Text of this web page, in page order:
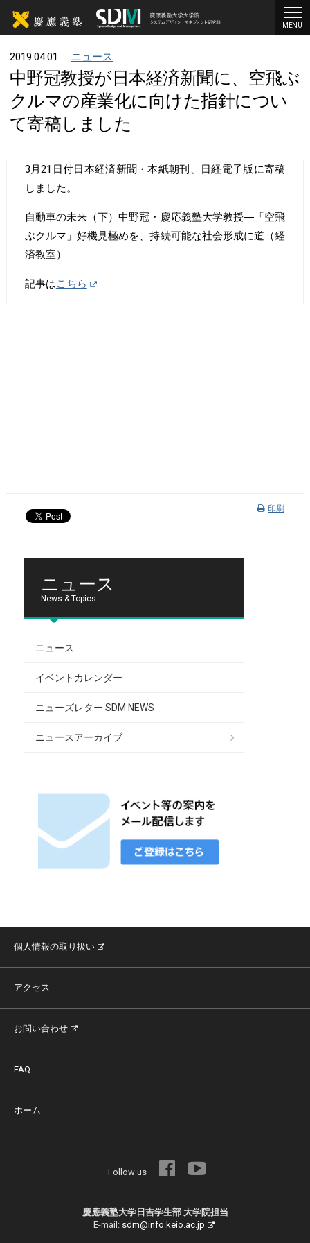
2019.04.01 ニュース
中野冠教授が日本経済新聞に、空飛ぶ
クルマの産業化に向けた指針につい
て寄稿しました
3月21日付日本経済新聞・本紙朝刊、日経電子版に寄稿
しました。
自動車の未来（下）中野冠・慶応義塾大学教授―「空飛
ぶクルマ」好機見極めを、持続可能な社会形成に道（経
済教室）
記事はこちら
印刷
ニュース
News & Topics
ニュース
イベントカレンダー
ニューズレター SDM NEWS
ニュースアーカイブ
個人情報の取り扱い
アクセス
お問い合わせ
FAQ
ホーム
Follow us
慶應義塾大学日吉学生部 大学院担当
E-mail: sdm@info.keio.ac.jp
MENU